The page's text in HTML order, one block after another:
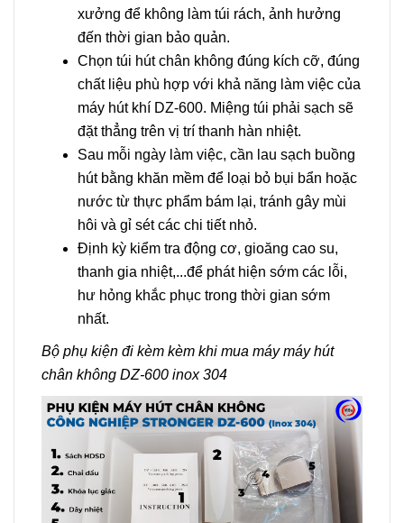
xưởng để không làm túi rách, ảnh hưởng
đến thời gian bảo quản.
Chọn túi hút chân không đúng kích cỡ, đúng
chất liệu phù hợp với khả năng làm việc của
máy hút khí DZ-600. Miệng túi phải sạch sẽ
đặt thẳng trên vị trí thanh hàn nhiệt.
Sau mỗi ngày làm việc, cần lau sạch buồng
hút bằng khăn mềm để loại bỏ bụi bẩn hoặc
nước từ thực phẩm bám lại, tránh gây mùi
hôi và gỉ sét các chi tiết nhỏ.
Định kỳ kiểm tra động cơ, gioăng cao su,
thanh gia nhiệt,...để phát hiện sớm các lỗi,
hư hỏng khắc phục trong thời gian sớm
nhất.
Bộ phụ kiện đi kèm kèm khi mua máy máy hút
chân không DZ-600 inox 304